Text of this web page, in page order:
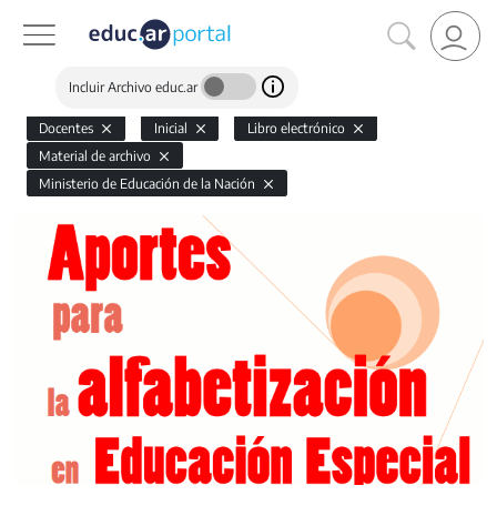
Incluir Archivo educ.ar
Docentes Inicial
Libro electrónico
Material de archivo
Ministerio de Educación de la Nación